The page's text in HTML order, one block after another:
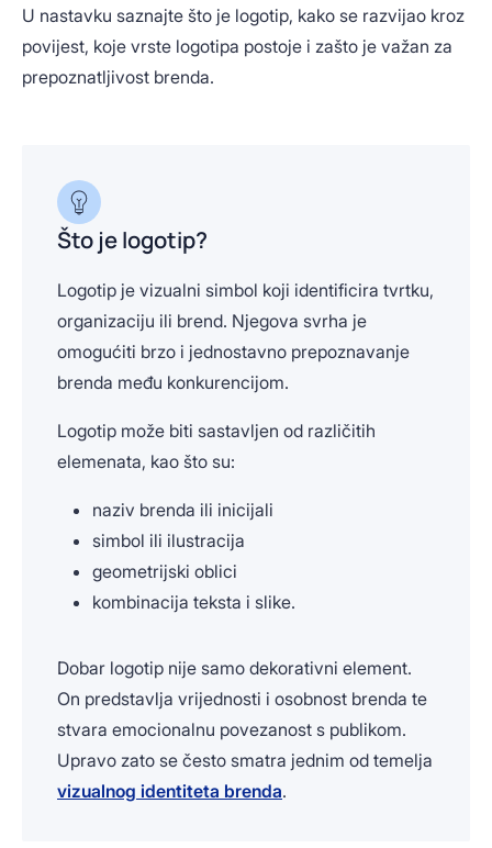
U nastavku saznajte što je logotip, kako se razvijao kroz
povijest, koje vrste logotipa postoje i zašto je važan za
prepoznatljivost brenda.
Što je logotip?
Logotip je vizualni simbol koji identificira tvrtku,
organizaciju ili brend. Njegova svrha je
omogućiti brzo i jednostavno prepoznavanje
brenda među konkurencijom.
Logotip može biti sastavljen od različitih
elemenata, kao što su:
naziv brenda ili inicijali
simbol ili ilustracija
geometrijski oblici
kombinacija teksta i slike.
Dobar logotip nije samo dekorativni element.
On predstavlja vrijednosti i osobnost brenda te
stvara emocionalnu povezanost s publikom.
Upravo zato se često smatra jednim od temelja
vizualnog identiteta brenda.